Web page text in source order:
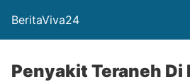
BeritaViva24
Penyakit Teraneh Di